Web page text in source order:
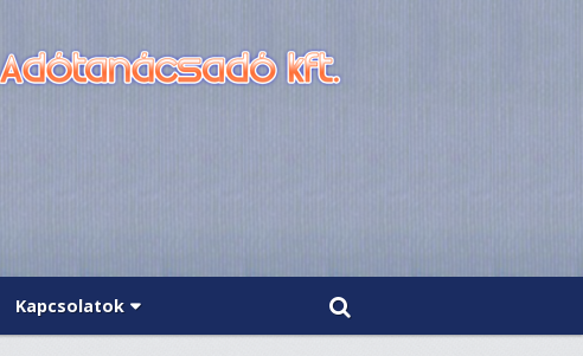
Kapcsolatok